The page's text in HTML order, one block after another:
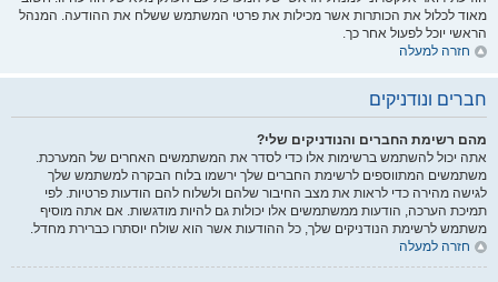
מאוד לכלול את הכותרות אשר מכילות את פרטי המשתמש ששלח את ההודעה. המנהל
הראשי יוכל לפעול אחר כך.
חזרה למעלה
חברים ונודניקים
מהם רשימת החברים והנודניקים שלי?
אתה יכול להשתמש ברשימות אלו כדי לסדר את המשתמשים האחרים של המערכת.
משתמשים המתווספים לרשימת החברים שלך ירשמו בלוח הבקרה למשתמש שלך
לגישה מהירה כדי לראות את מצב החיבור שלהם ולשלוח להם הודעות פרטיות. לפי
תמיכת הערכה, הודעות ממשתמשים אלו יכולות גם להיות מודגשות. אם אתה מוסיף
משתמש לרשימת הנודניקים שלך, כל ההודעות אשר הוא שולח יוסתרו כברירת מחדל.
חזרה למעלה